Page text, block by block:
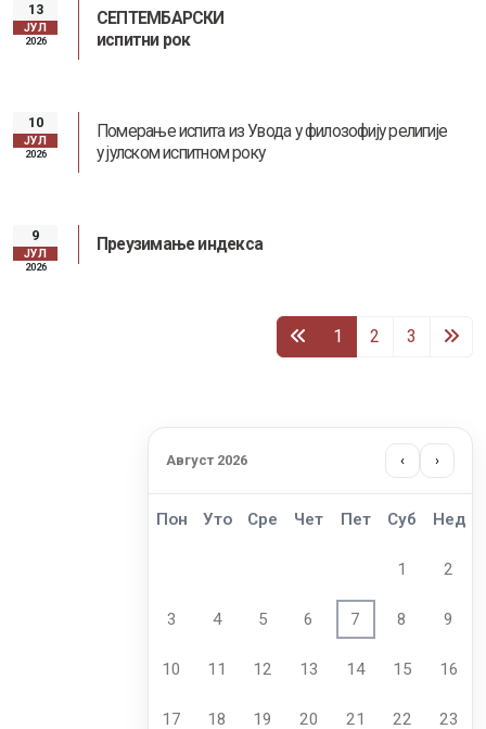
13
ЈУЛ
2026
СЕПТЕМБАРСКИ
испитни рок
10
ЈУЛ
2026
Померање испита из Увода у филозофију религије
у јулском испитном року
9
ЈУЛ
2026
Преузимање индекса
1 2 3
Август 2026 ‹ ›
Пон Уто Сре Чет Пет Суб Нед
1 2
3 4 5 6 7 8 9
10 11 12 13 14 15 16
17 18 19 20 21 22 23